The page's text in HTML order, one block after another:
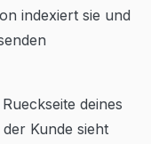
indexiert sie und
deines
Kunde sieht